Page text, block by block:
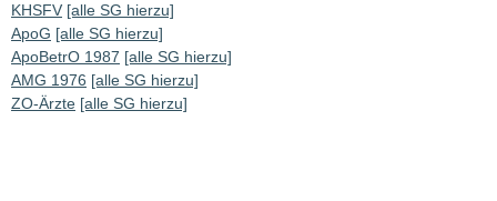
KHSFV [alle SG hierzu]
ApoG [alle SG hierzu]
ApoBetrO 1987 [alle SG hierzu]
AMG 1976 [alle SG hierzu]
ZO-Ärzte [alle SG hierzu]